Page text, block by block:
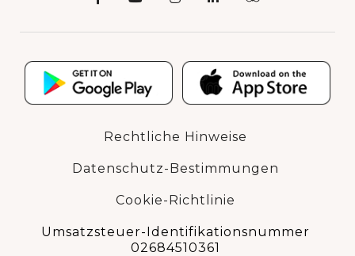
Rechtliche Hinweise
Datenschutz-Bestimmungen
Cookie-Richtlinie
Umsatzsteuer-Identifikationsnummer
02684510361